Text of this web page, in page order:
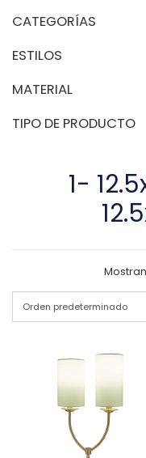
CATEGORÍAS
ESTILOS
MATERIAL
TIPO DE PRODUCTO
1-